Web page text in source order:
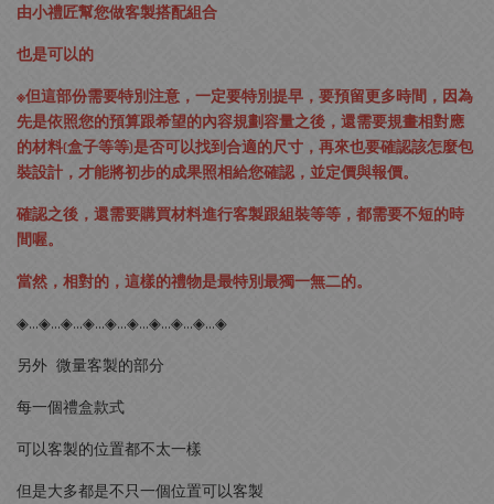
由小禮匠幫您做客製搭配組合
也是可以的
※但這部份需要特別注意，一定要特別提早，要預留更多時間，因為
先是依照您的預算跟希望的內容規劃容量之後，還需要規畫相對應
的材料(盒子等等)是否可以找到合適的尺寸，再來也要確認該怎麼包
裝設計，才能將初步的成果照相給您確認，並定價與報價。
確認之後，還需要購買材料進行客製跟組裝等等，都需要不短的時
間喔。
當然，相對的，這樣的禮物是最特別最獨一無二的。
◈…◈…◈…◈…◈…◈…◈…◈…◈…◈
另外 微量客製的部分
每一個禮盒款式
可以客製的位置都不太一樣
但是大多都是不只一個位置可以客製